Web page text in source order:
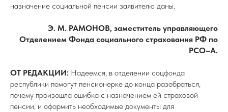
назначение социальной пенсии заявителю даны.
Э. М. РАМОНОВ, заместитель управляющего
Отделением Фонда социального страхования РФ по
РСО–А.
ОТ РЕДАКЦИИ: Надеемся, в отделении соцфонда
республики помогут пенсионерке до конца разобраться,
почему произошла ошибка с назначением ей страховой
пенсии, и оформить необходимые документы для